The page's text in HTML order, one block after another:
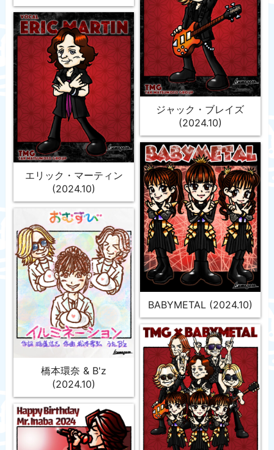
ジャック・ブレイズ
(2024.10)
エリック・マーティン
(2024.10)
BABYMETAL (2024.10)
橋本環奈 & B'z
(2024.10)